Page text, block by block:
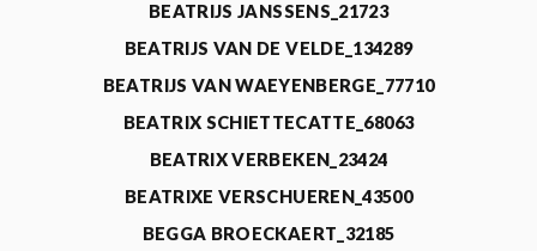
BEATRIJS JANSSENS_21723
BEATRIJS VAN DE VELDE_134289
BEATRIJS VAN WAEYENBERGE_77710
BEATRIX SCHIETTECATTE_68063
BEATRIX VERBEKEN_23424
BEATRIXE VERSCHUEREN_43500
BEGGA BROECKAERT_32185